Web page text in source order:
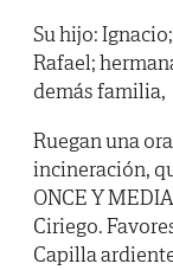
Su hijo:
Rafael;
demás familia,
Ruegan una
incineración,
ONCE Y
Ciriego.
Capilla